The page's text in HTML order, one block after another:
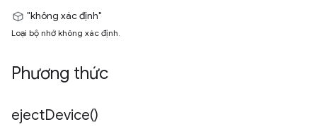
"không xác định"
Loại bộ nhớ không xác định.
Phương thức
ejectDevice()